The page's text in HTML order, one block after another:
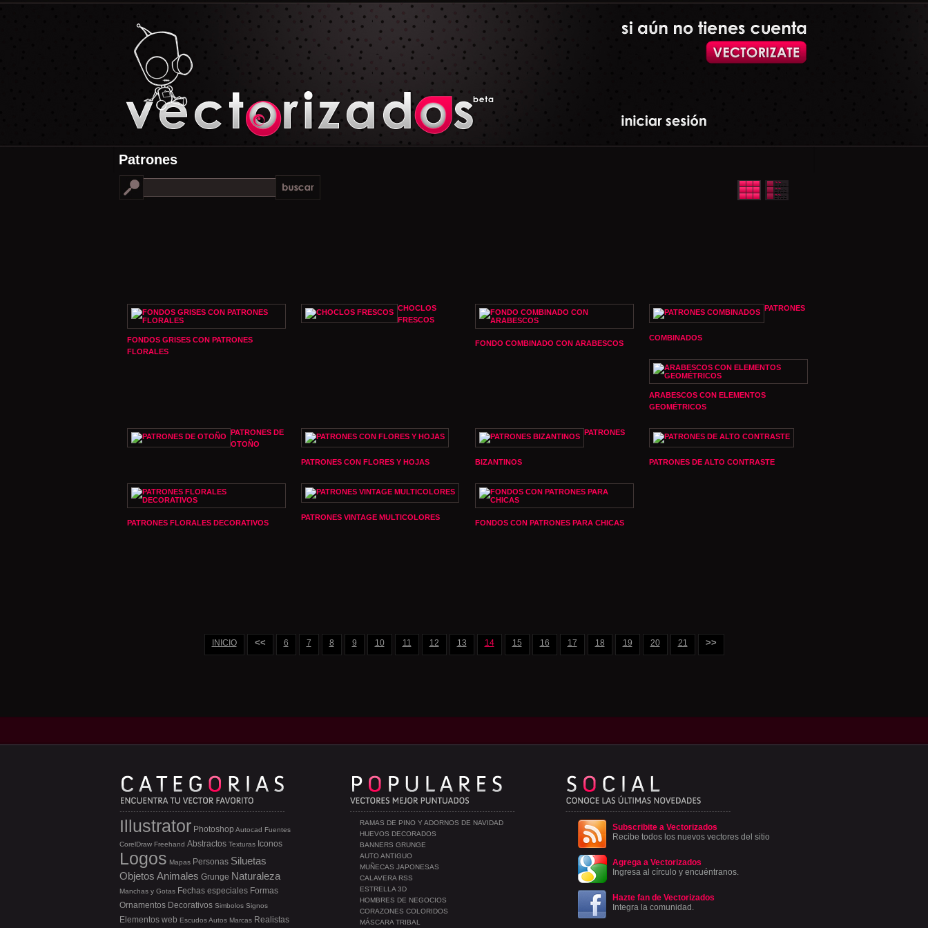
Patrones
FONDOS GRISES CON PATRONES
FLORALES
CHOCLOS
FRESCOS
FONDO COMBINADO CON ARABESCOS
PATRONES
COMBINADOS
ARABESCOS CON ELEMENTOS
GEOMÉTRICOS
PATRONES DE
OTOÑO
PATRONES CON FLORES Y HOJAS
PATRONES
BIZANTINOS PATRONES DE ALTO CONTRASTE
PATRONES FLORALES DECORATIVOS
PATRONES VINTAGE MULTICOLORES
FONDOS CON PATRONES PARA CHICAS
INICIO << 6 7 8 9 10 11 12 13 14 15 16 17 18 19 20 21 >>
Subscribite a Vectorizados
Recibe todos los nuevos vectores del sitio
Agrega a Vectorizados
Ingresa al círculo y encuéntranos.
Hazte fan de Vectorizados
Integra la comunidad.
RAMAS DE PINO Y ADORNOS DE NAVIDAD
HUEVOS DECORADOS
BANNERS GRUNGE
AUTO ANTIGUO
MUÑECAS JAPONESAS
CALAVERA RSS
ESTRELLA 3D
HOMBRES DE NEGOCIOS
CORAZONES COLORIDOS
MÁSCARA TRIBAL
Illustrator Photoshop Autocad Fuentes
CorelDraw Freehand Abstractos Texturas Iconos
Logos Mapas Personas Siluetas
Objetos Animales Grunge Naturaleza
Manchas y Gotas Fechas especiales Formas
Ornamentos Decorativos Simbolos Signos
Elementos web EscudosAutos Marcas Realistas